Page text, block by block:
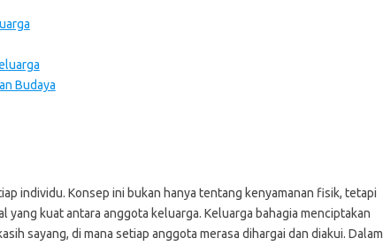
Budaya
individu. Konsep ini bukan hanya tentang kenyamanan fisik, tetapi
yang kuat antara anggota keluarga. Keluarga bahagia menciptakan
sayang, di mana setiap anggota merasa dihargai dan diakui. Dalam